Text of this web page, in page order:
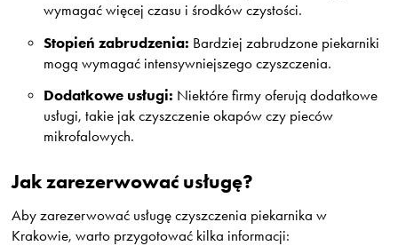
wymagać więcej czasu i środków czystości.
Stopień zabrudzenia: Bardziej zabrudzone piekarniki
mogą wymagać intensywniejszego czyszczenia.
Dodatkowe usługi: Niektóre firmy oferują dodatkowe
usługi, takie jak czyszczenie okapów czy pieców
mikrofalowych.
Jak zarezerwować usługę?
Aby zarezerwować usługę czyszczenia piekarnika w
Krakowie, warto przygotować kilka informacji: